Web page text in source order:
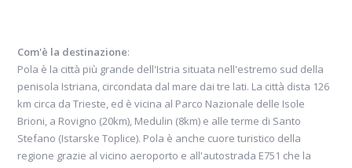
Com'è la destinazione:
Pola è la città più grande dell'Istria situata nell'estremo sud della
penisola Istriana, circondata dal mare dai tre lati. La città dista 126
km circa da Trieste, ed è vicina al Parco Nazionale delle Isole
Brioni, a Rovigno (20km), Medulin (8km) e alle terme di Santo
Stefano (Istarske Toplice). Pola è anche cuore turistico della
regione grazie al vicino aeroporto e all'autostrada E751 che la